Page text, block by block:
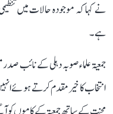
نے کہا کہ موجودہ حالات میں
ہے۔
جمعیۃ علماء صوبہ دہلی کے نائب
انتخاب کا خیر مقدم کرتے ہوئے